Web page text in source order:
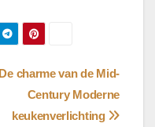
De charme van de Mid-
Century Moderne
keukenverlichting